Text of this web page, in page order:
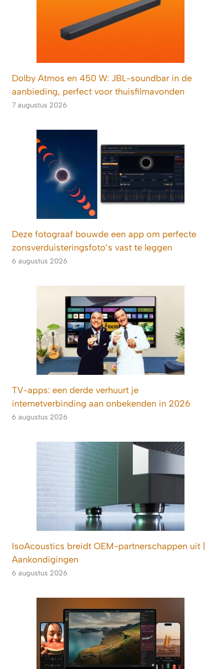
Dolby Atmos en 450 W: JBL-soundbar in de
aanbieding, perfect voor thuisfilmavonden
7 augustus 2026
Deze fotograaf bouwde een app om perfecte
zonsverduisteringsfoto’s vast te leggen
6 augustus 2026
TV-apps: een derde verhuurt je
internetverbinding aan onbekenden in 2026
6 augustus 2026
IsoAcoustics breidt OEM-partnerschappen uit |
Aankondigingen
6 augustus 2026